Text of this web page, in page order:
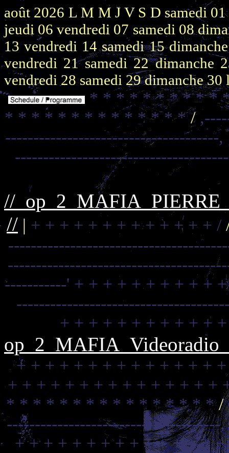
août 2026 L M M J V S D samedi
jeudi 06vendredi 07 samedi 08
13vendredi 14samedi 15
vendredi 21samedi 22dimanche
vendredi 28 samedi 29dimanche 30
* * * * * * * * * *
* * * * * * * * * * * * * */
--------------------------------------,
//
// | + + + + + + + + + + + + + /
-----------' + + + + + + + + + +
+ + + + + + + + + + +
+ + + + + + + + + + + + + +
+ + + + + + + + + + + + + + +
* * * * * * * * * * * * * * * */
--------------------------------------,
+ + + + + + + + + + + + + +